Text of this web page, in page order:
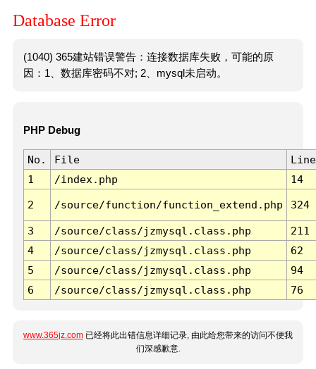
Database Error
(1040) 365建站错误警告：连接数据库失败，可能的原
因：1、数据库密码不对; 2、mysql未启动。
PHP Debug
No. File
Line
1
/index.php 14
2 /source/function/function_extend.php 324
3 /source/class/jzmysql.class.php
211
4
/source/class/jzmysql.class.php
62
5
/source/class/jzmysql.class.php
94
6
/source/class/jzmysql.class.php 76
www.365jz.com 已经将此出错信息详细记录, 由此给您带来的访问不便我
们深感歉意.